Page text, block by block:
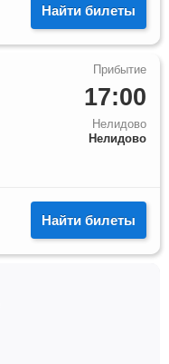
Найти билеты
17:00
Нелидово
Нелидово
Найти билеты